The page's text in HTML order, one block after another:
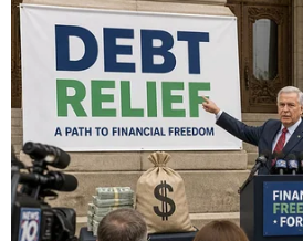
Chùa Linh Ứng nằm tại khu vực Bãi
trung tâm thành phố Đà Nẵng 10km
cao 693mét so với mực nước biển,
Thiện Nguyên khai sơn. Chùa